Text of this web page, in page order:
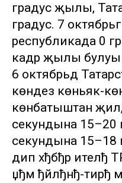
градус җылы,
градус. 7
республикада 0
кадәр җылы булуы
6 октябрьдә
көндез көньяк-
көнбатыштан
секундына 15–20
секундына 15–18
дип хђбђр ителђ
џђм ђйлђнђ-тирђ